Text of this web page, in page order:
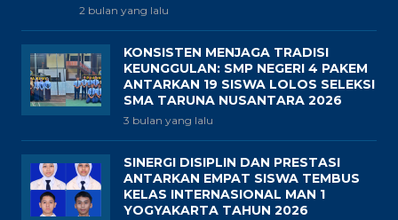
2 bulan yang lalu
KONSISTEN MENJAGA TRADISI
KEUNGGULAN: SMP NEGERI 4 PAKEM
ANTARKAN 19 SISWA LOLOS SELEKSI
SMA TARUNA NUSANTARA 2026
3 bulan yang lalu
SINERGI DISIPLIN DAN PRESTASI
ANTARKAN EMPAT SISWA TEMBUS
KELAS INTERNASIONAL MAN 1
YOGYAKARTA TAHUN 2026